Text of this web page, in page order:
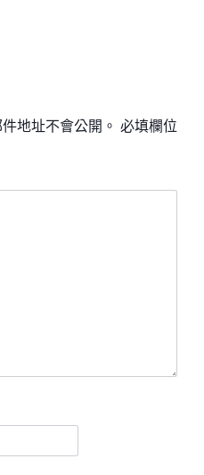
地址不會公開。 必填欄位